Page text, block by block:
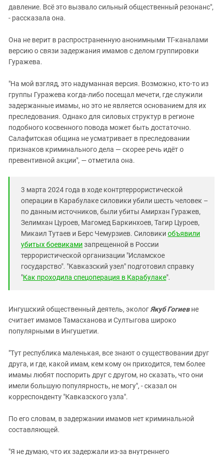
давление. Всё это вызвало сильный общественный резонанс",
- рассказала она.
Она не верит в распространенную анонимными ТГ-каналами
версию о связи задержания имамов с делом группировки
Гуражева.
"На мой взгляд, это надуманная версия. Возможно, кто-то из
группы Гуражева когда-либо посещал мечети, где служили
задержанные имамы, но это не является основанием для их
преследования. Однако для силовых структур в регионе
подобного косвенного повода может быть достаточно.
Салафитская община не усматривает в преследовании
признаков криминального дела — скорее речь идёт о
превентивной акции", — отметила она.
3 марта 2024 года в ходе контртеррористической
операции в Карабулаке силовики убили шесть человек –
по данным источников, были убиты Амирхан Гуражев,
Зелимхан Цуроев, Магомед Баркинхоев, Тагир Цуроев,
Микаил Тутаев и Берс Чемурзиев. Силовики объявили
убитых боевиками запрещенной в России
террористической организации "Исламское
государство". "Кавказский узел" подготовил справку
"Как проходила спецоперация в Карабулаке".
Ингушский общественный деятель, экологЯкуб Гогиевне
считает имамов Тамасханова и Султыгова широко
популярными в Ингушетии.
"Тут республика маленькая, все знают о существовании друг
друга, и где, какой имам, кем кому он приходится, тем более
имамы любят поспорить друг с другом, но сказать, что они
имели большую популярность, не могу", - сказал он
корреспонденту "Кавказского узла".
По его словам, в задержании имамов нет криминальной
составляющей.
"Я не думаю, что их задержали из-за внутреннего